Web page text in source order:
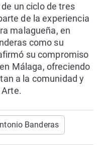
un ciclo de tres
de la experiencia
malagueña, en
como su
su compromiso
Málaga, ofreciendo
a la comunidad y
Arte.
Banderas